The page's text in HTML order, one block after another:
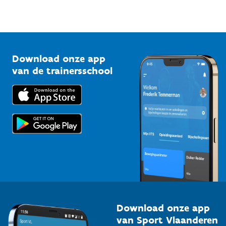
Bedrijven
Trainers en begeleiders
Topsporters
Vlaamse Trainersschool
Kennisplatform
Downloads
Voor de pers
Download onze app
van de trainersschool
Download onze app
van Sport Vlaanderen